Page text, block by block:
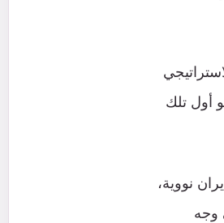
السلوك الاستراتيجي
أول تلك
نووية،
وجه